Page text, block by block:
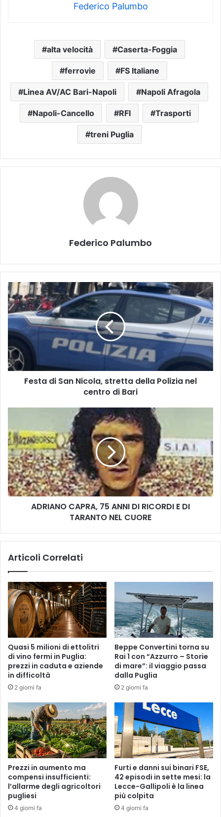
Federico Palumbo
alta velocità Caserta-Foggia
ferrovie FS Italiane
Linea AV/AC Bari-Napoli Napoli Afragola
Napoli-Cancello RFI Trasporti
treni Puglia
Federico Palumbo
Festa
di
San
Nicola,
stretta
della
Polizia
nel
centro
Festa di San Nicola, stretta della Polizia nel
centro di Bari
75
ANNI
DI
RICORDI
E
DI
TARANTO
ADRIANO CAPRA, 75 ANNI DI RICORDI E DI
TARANTO NEL CUORE
Articoli Correlati
Quasi 5 milioni di ettolitri
di vino fermi in Puglia:
prezzi in caduta e aziende
in difficoltà
2 giorni fa
Beppe Convertini torna su
Rai 1 con “Azzurro – Storie
di mare”: il viaggio passa
dalla Puglia
2 giorni fa
Prezzi in aumento ma
compensi insufficienti:
l’allarme degli agricoltori
pugliesi
4 giorni fa
Furti e danni sui binari FSE,
42 episodi in sette mesi: la
Lecce-Gallipoli è la linea
più colpita
4 giorni fa